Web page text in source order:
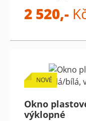
2 520,-
NOVÉ
Okno
výklopné